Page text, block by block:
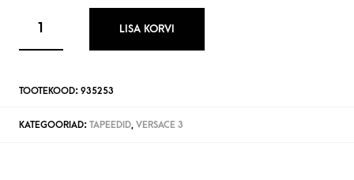
LISA KORVI
TOOTEKOOD: 935253
KATEGOORIAD: TAPEEDID, VERSACE 3